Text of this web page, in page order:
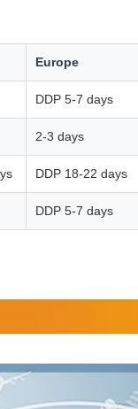
Europe
DDP 5-7 days
2-3 days
DDP 18-22 days
DDP 5-7 days